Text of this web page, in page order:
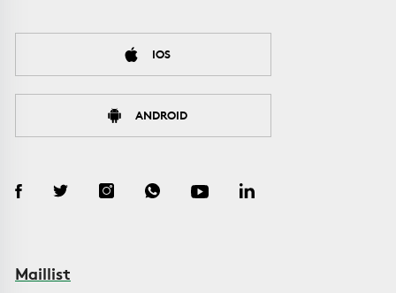
IOS
ANDROID
Maillist